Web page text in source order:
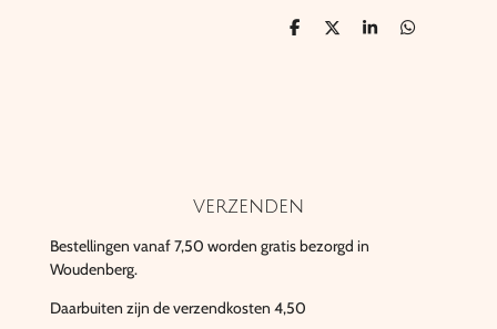
D
D
S
D
verzenden
Bestellingen vanaf 7,50 worden gratis bezorgd in
Woudenberg.
Daarbuiten zijn de verzendkosten 4,50